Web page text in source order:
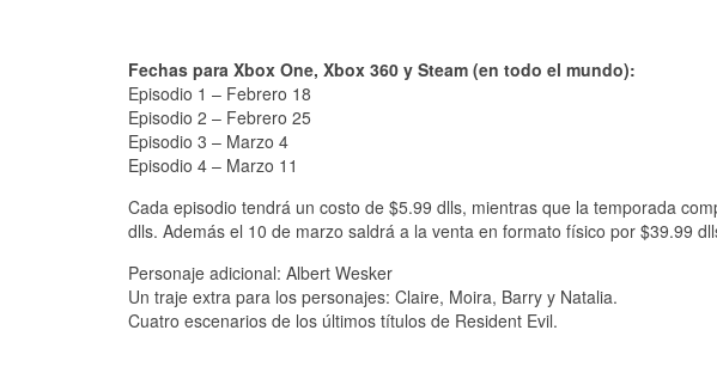
Fechas para Xbox One, Xbox 360 y Steam (en todo el mundo):
Episodio 1 – Febrero 18
Episodio 2 – Febrero 25
Episodio 3 – Marzo 4
Episodio 4 – Marzo 11
Cada episodio tendrá un costo de $5.99 dlls, mientras que la temporada
dlls. Además el 10 de marzo saldrá a la venta en formato físico por $39.99
Personaje adicional: Albert Wesker
Un traje extra para los personajes: Claire, Moira, Barry y Natalia.
Cuatro escenarios de los últimos títulos de Resident Evil.